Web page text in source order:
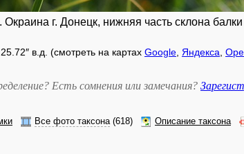
г. Донецк, нижняя часть склона
в.д. (смотреть на картах Google Яндекса
Есть сомнения или замечания?
Все фото таксона(618) Описание таксона